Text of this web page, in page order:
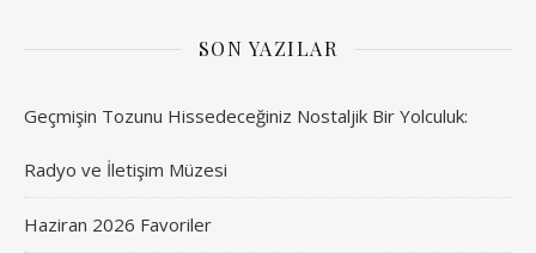
SON YAZILAR
Geçmişin Tozunu Hissedeceğiniz Nostaljik Bir Yolculuk:
Radyo ve İletişim Müzesi
Haziran 2026 Favoriler